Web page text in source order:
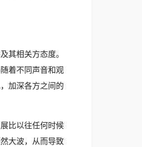
其相关方态度。
着不同声音和观
加深各方之间的
比以往任何时候
大波，从而导致